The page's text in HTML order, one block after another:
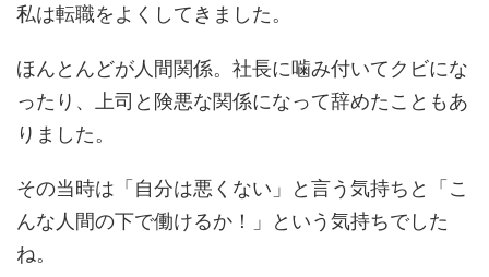
私は転職をよくしてきました。
ほんとんどが人間関係。社長に噛み付いてクビにな
ったり、上司と険悪な関係になって辞めたこともあ
りました。
その当時は「自分は悪くない」と言う気持ちと「こ
んな人間の下で働けるか！」という気持ちでした
ね。